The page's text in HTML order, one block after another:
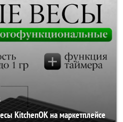
KitchenOK на маркетплейсе